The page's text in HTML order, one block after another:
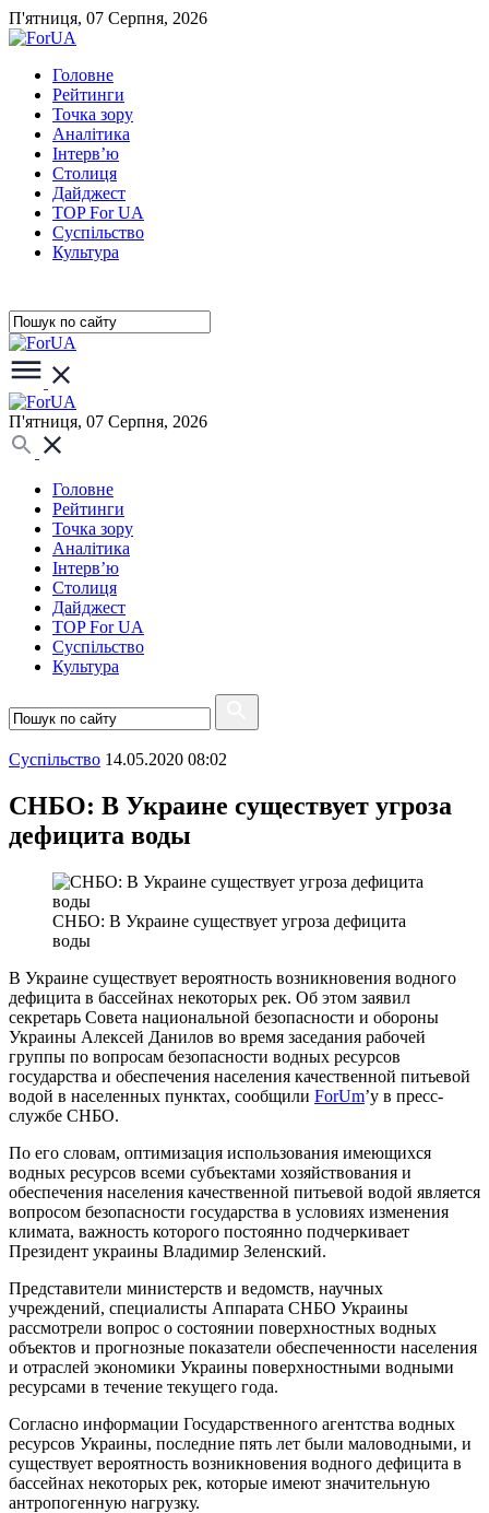
П'ятниця, 07 Серпня, 2026
Головне
Рейтинги
Точка зору
Аналітика
Інтерв’ю
Столиця
Дайджест
TOP For UA
Суспiльство
Культура
П'ятниця, 07 Серпня, 2026
Головне
Рейтинги
Точка зору
Аналітика
Інтерв’ю
Столиця
Дайджест
TOP For UA
Суспiльство
Культура
Суспiльство 14.05.2020 08:02
СНБО: В Украине существует угроза
дефицита воды
СНБО: В Украине существует угроза дефицита
воды
В Украине существует вероятность возникновения водного
дефицита в бассейнах некоторых рек. Об этом заявил
секретарь Совета национальной безопасности и обороны
Украины Алексей Данилов во время заседания рабочей
группы по вопросам безопасности водных ресурсов
государства и обеспечения населения качественной питьевой
водой в населенных пунктах, сообщили ForUm’у в пресс-
службе СНБО.
По его словам, оптимизация использования имеющихся
водных ресурсов всеми субъектами хозяйствования и
обеспечения населения качественной питьевой водой является
вопросом безопасности государства в условиях изменения
климата, важность которого постоянно подчеркивает
Президент украины Владимир Зеленский.
Представители министерств и ведомств, научных
учреждений, специалисты Аппарата СНБО Украины
рассмотрели вопрос о состоянии поверхностных водных
объектов и прогнозные показатели обеспеченности населения
и отраслей экономики Украины поверхностными водными
ресурсами в течение текущего года.
Согласно информации Государственного агентства водных
ресурсов Украины, последние пять лет были маловодными, и
существует вероятность возникновения водного дефицита в
бассейнах некоторых рек, которые имеют значительную
антропогенную нагрузку.